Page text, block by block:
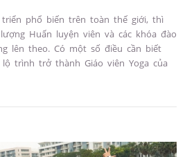
triển phổ biến trên toàn thế giới, thì
Huấn luyện viên và các khóa đào
lên theo. Có một số điều cần biết
trình trở thành Giáo viên Yoga của